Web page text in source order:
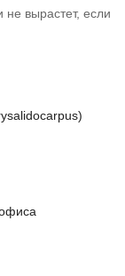
не вырастет, если